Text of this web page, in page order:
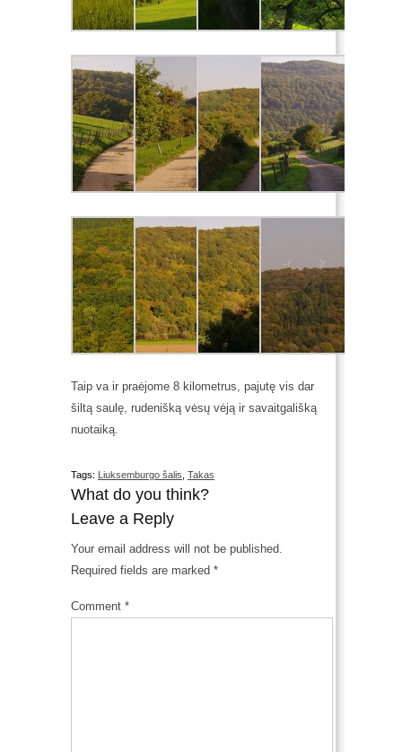
Taip va ir praėjome 8 kilometrus, pajutę vis dar
šiltą saulę, rudenišką vėsų vėją ir savaitgališką
nuotaiką.
Tags: Liuksemburgo šalis Takas
What do you think?
Leave a Reply
Your email address will not be published.
Required fields are marked *
Comment *